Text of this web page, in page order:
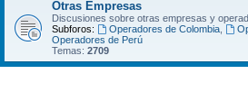
Otras Empresas
Discusiones sobre otras empresas y
Subforos:
Operadores de Colombia,
Operadores de Perú
Temas: 2709